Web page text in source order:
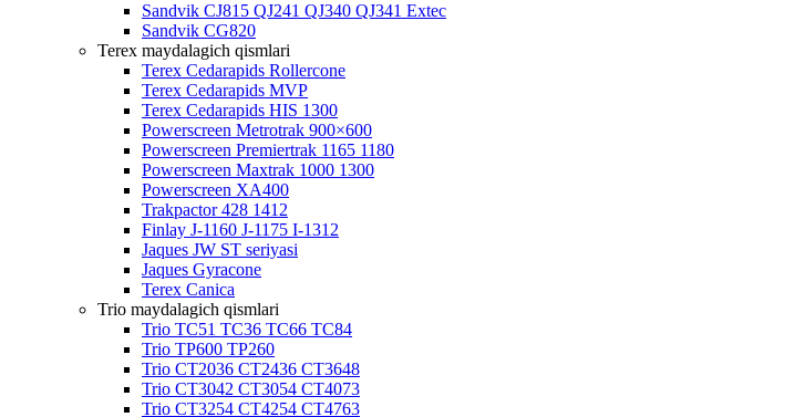
Sandvik CJ815 QJ241 QJ340 QJ341 Extec
Sandvik CG820
Terex maydalagich qismlari
Terex Cedarapids Rollercone
Terex Cedarapids MVP
Terex Cedarapids HIS 1300
Powerscreen Metrotrak 900×600
Powerscreen Premiertrak 1165 1180
Powerscreen Maxtrak 1000 1300
Powerscreen XA400
Trakpactor 428 1412
Finlay J-1160 J-1175 I-1312
Jaques JW ST seriyasi
Jaques Gyracone
Terex Canica
Trio maydalagich qismlari
Trio TC51 TC36 TC66 TC84
Trio TP600 TP260
Trio CT2036 CT2436 CT3648
Trio CT3042 CT3054 CT4073
Trio CT3254 CT4254 CT4763